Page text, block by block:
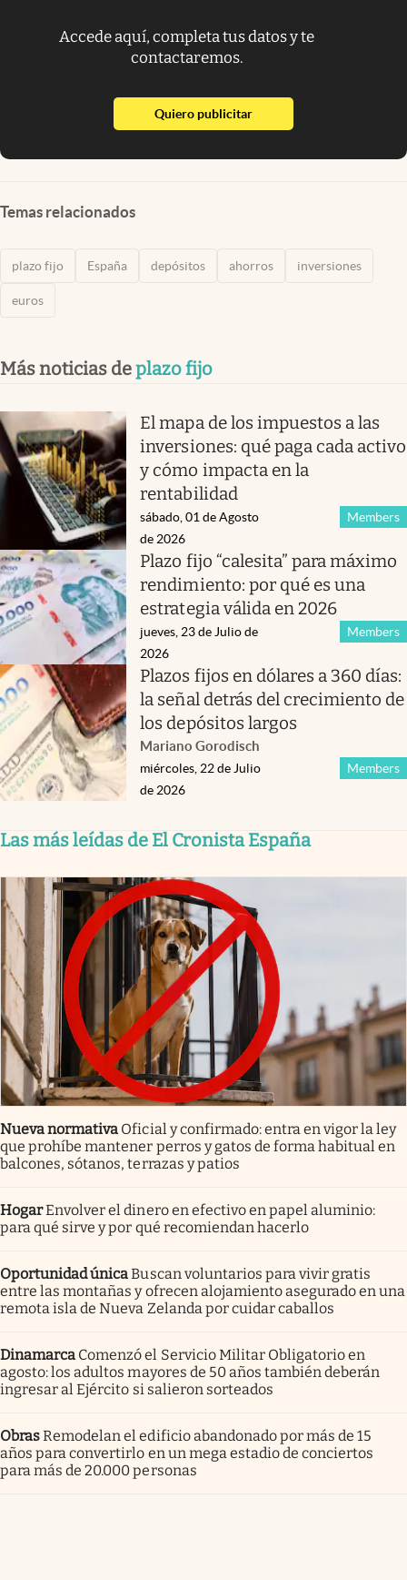
Accede aquí, completa tus datos y te
contactaremos.
Quiero publicitarabre en nueva pestaña
Temas relacionados
plazo fijo España depósitos ahorros inversiones
euros
Más noticias deplazo fijo
El mapa de los impuestos a las
inversiones: qué paga cada activo
y cómo impacta en la
rentabilidad
Members
sábado, 01 de Agosto
de 2026
Plazo fijo “calesita” para máximo
rendimiento: por qué es una
estrategia válida en 2026
Members
jueves, 23 de Julio de
2026
Plazos fijos en dólares a 360 días:
la señal detrás del crecimiento de
los depósitos largos
Mariano Gorodisch
Members
miércoles, 22 de Julio
de 2026
Las más leídas de El Cronista España
Nueva normativa Oficial y confirmado: entra en vigor la ley
que prohíbe mantener perros y gatos de forma habitual en
balcones, sótanos, terrazas y patios
HogarEnvolver el dinero en efectivo en papel aluminio:
para qué sirve y por qué recomiendan hacerlo
Oportunidad únicaBuscan voluntarios para vivir gratis
entre las montañas y ofrecen alojamiento asegurado en una
remota isla de Nueva Zelanda por cuidar caballos
Dinamarca Comenzó el Servicio Militar Obligatorio en
agosto: los adultos mayores de 50 años también deberán
ingresar al Ejército si salieron sorteados
ObrasRemodelan el edificio abandonado por más de 15
años para convertirlo en un mega estadio de conciertos
para más de 20.000 personas